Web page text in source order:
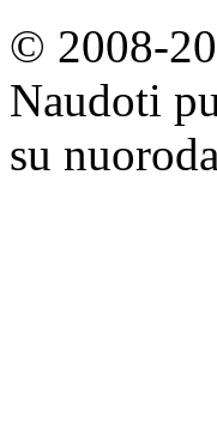
© 2008-
Naudoti
su